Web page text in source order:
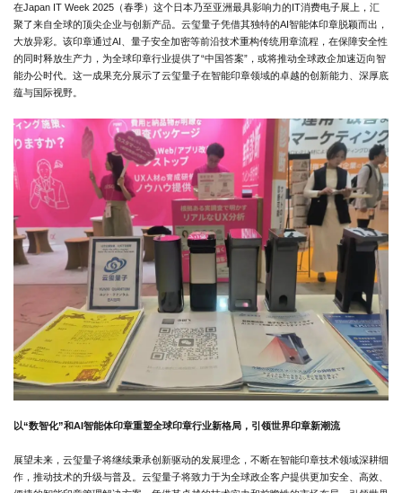
在Japan IT Week 2025（春季）这个日本乃至亚洲最具影响力的IT消费电子展上，汇
聚了来自全球的顶尖企业与创新产品。云玺量子凭借其独特的AI智能体印章脱颖而出，
大放异彩。该印章通过AI、量子安全加密等前沿技术重构传统用章流程，在保障安全性
的同时释放生产力，为全球印章行业提供了“中国答案”，或将推动全球政企加速迈向智
能办公时代。这一成果充分展示了云玺量子在智能印章领域的卓越的创新能力、深厚底
蕴与国际视野。
以“数智化”和AI智能体印章重塑全球印章行业新格局，引领世界印章新潮流
展望未来，云玺量子将继续秉承创新驱动的发展理念，不断在智能印章技术领域深耕细
作，推动技术的升级与普及。云玺量子将致力于为全球政企客户提供更加安全、高效、